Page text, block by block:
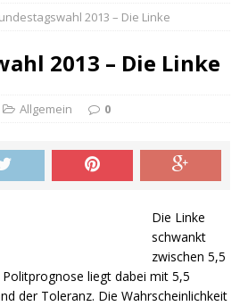
2013 – Die Linke
2013 – Die Linke
Allgemein 0
Die Linke
schwankt
zwischen 5,5
liegt dabei mit 5,5
der Toleranz. Die Wahrscheinlichkeit